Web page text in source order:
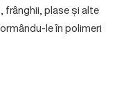
frânghii, plase și alte
le în polimeri